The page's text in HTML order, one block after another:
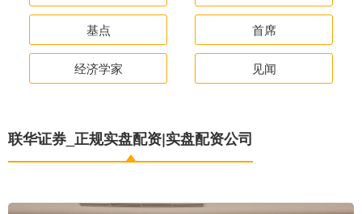
基点 首席
经济学家 见闻
联华证券_正规实盘配资|实盘配资公司